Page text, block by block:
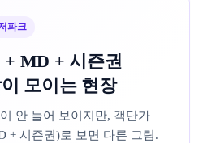
파크
MD + 시즌권
모이는 현장
안 늘어 보이지만, 객단가
+ 시즌권)로 보면 다른 그림.